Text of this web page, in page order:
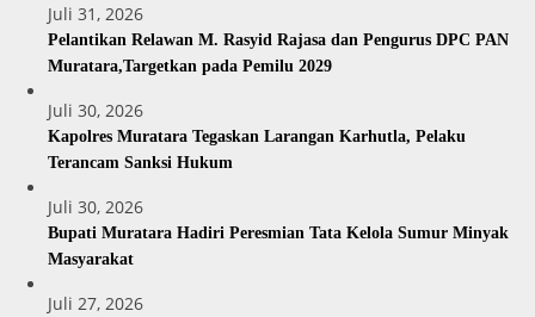
Juli 31, 2026
Pelantikan Relawan M. Rasyid Rajasa dan Pengurus DPC PAN
Muratara,Targetkan pada Pemilu 2029
Juli 30, 2026
Kapolres Muratara Tegaskan Larangan Karhutla, Pelaku
Terancam Sanksi Hukum
Juli 30, 2026
Bupati Muratara Hadiri Peresmian Tata Kelola Sumur Minyak
Masyarakat
Juli 27, 2026